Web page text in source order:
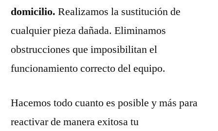
domicilio. Realizamos la sustitución de
cualquier pieza dañada. Eliminamos
obstrucciones que imposibilitan el
funcionamiento correcto del equipo.
Hacemos todo cuanto es posible y más para
reactivar de manera exitosa tu